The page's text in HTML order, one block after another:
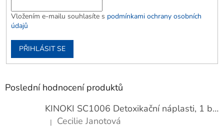
Vložením e-mailu souhlasíte s podmínkami ochrany osobních
údajů
PŘIHLÁSIT SE
Poslední hodnocení produktů
KINOKI SC1006 Detoxikační náplasti, 1 balení - 10 ks
Hodnocení produktu je 4 z 5 hvězdiček.
| Cecilie Janotová